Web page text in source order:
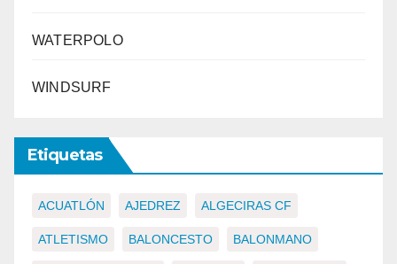
WATERPOLO
WINDSURF
Etiquetas
ACUATLÓN AJEDREZ ALGECIRAS CF
ATLETISMO BALONCESTO BALONMANO